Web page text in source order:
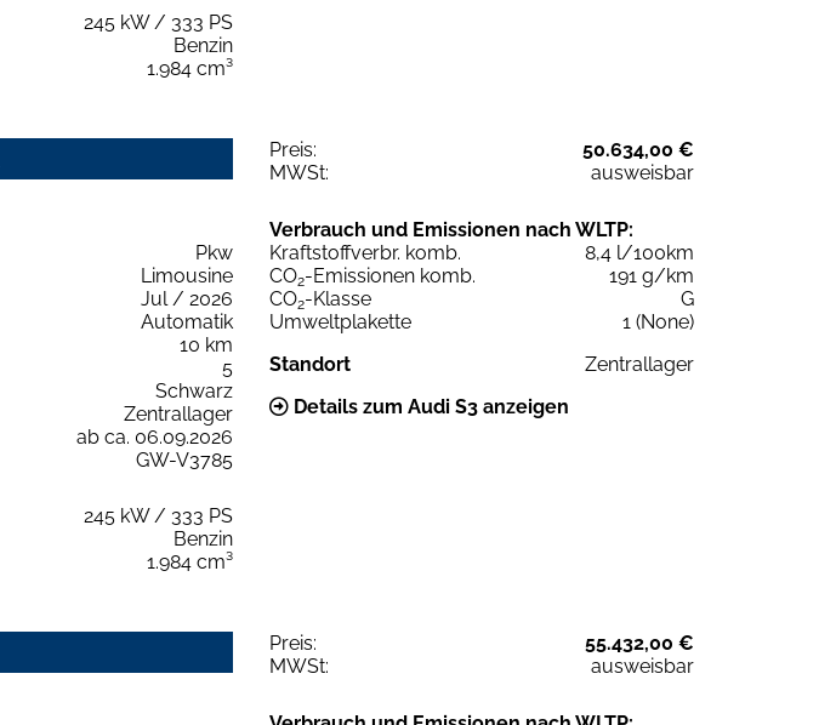
245 kW / 333 PS
Benzin
1.984 cm³
Preis:
50.634,00 €
MWSt:
ausweisbar
Pkw
Limousine
Jul / 2026
Automatik
10 km
5
Schwarz
Zentrallager
ab ca. 06.09.2026
GW-V3785
245 kW / 333 PS
Benzin
1.984 cm³
Verbrauch und Emissionen nach WLTP:
Kraftstoffverbr. komb.
8,4 l/100km
CO2-Emissionen komb.
191 g/km
CO2-Klasse
G
Umweltplakette
1 (None)
Standort
Zentrallager
Details zum Audi S3 anzeigen
Preis:
55.432,00 €
MWSt:
ausweisbar